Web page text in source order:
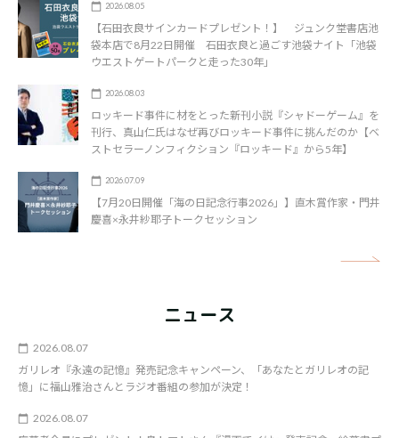
2026.08.05
【石田衣良サインカードプレゼント！】 ジュンク堂書店池
袋本店で8月22日開催 石田衣良と過ごす池袋ナイト「池袋
ウエストゲートパークと走った30年」
2026.08.03
ロッキード事件に材をとった新刊小説『シャドーゲーム』を
刊行、真山仁氏はなぜ再びロッキード事件に挑んだのか【ベ
ストセラーノンフィクション『ロッキード』から5年】
2026.07.09
【7月20日開催「海の日記念行事2026」】直木賞作家・門井
慶喜×永井紗耶子トークセッション
ニュース
2026.08.07
ガリレオ『永遠の記憶』発売記念キャンペーン、「あなたとガリレオの記
憶」に福山雅治さんとラジオ番組の参加が決定！
2026.08.07